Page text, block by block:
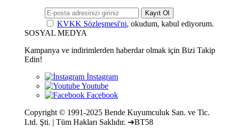
Kayıt Ol
KVKK Sözleşmesi'ni, okudum, kabul ediyorum.
SOSYAL MEDYA
Kampanya ve indirimlerden haberdar olmak için Bizi Takip
Edin!
Copyright © 1991-2025 Bende Kuyumculuk San. ve Tic.
Ltd. Şti. | Tüm Hakları Saklıdır. ➔BT58